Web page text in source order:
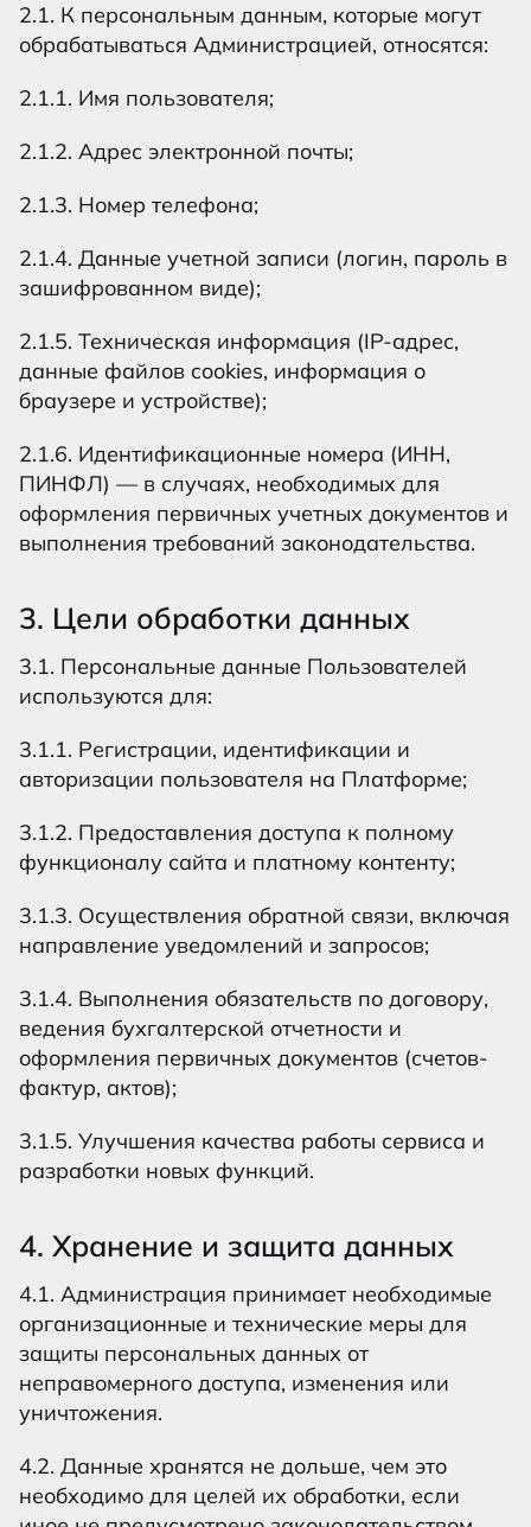
2.1. К персональным данным, которые могут
обрабатываться Администрацией, относятся:
2.1.1. Имя пользователя;
2.1.2. Адрес электронной почты;
2.1.3. Номер телефона;
2.1.4. Данные учетной записи (логин, пароль в
зашифрованном виде);
2.1.5. Техническая информация (IP-адрес,
данные файлов cookies, информация о
браузере и устройстве);
2.1.6. Идентификационные номера (ИНН,
ПИНФЛ) — в случаях, необходимых для
оформления первичных учетных документов и
выполнения требований законодательства.
3. Цели обработки данных
3.1. Персональные данные Пользователей
используются для:
3.1.1. Регистрации, идентификации и
авторизации пользователя на Платформе;
3.1.2. Предоставления доступа к полному
функционалу сайта и платному контенту;
3.1.3. Осуществления обратной связи, включая
направление уведомлений и запросов;
3.1.4. Выполнения обязательств по договору,
ведения бухгалтерской отчетности и
оформления первичных документов (счетов-
фактур, актов);
3.1.5. Улучшения качества работы сервиса и
разработки новых функций.
4. Хранение и защита данных
4.1. Администрация принимает необходимые
организационные и технические меры для
защиты персональных данных от
неправомерного доступа, изменения или
уничтожения.
4.2. Данные хранятся не дольше, чем это
необходимо для целей их обработки, если